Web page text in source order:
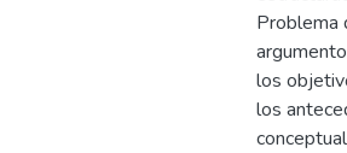
Problema
los
los